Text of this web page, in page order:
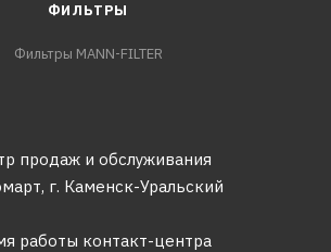
ФИЛЬТРЫ
Фильтры MANN-FILTER
продаж и обслуживания
г. Каменск-Уральский
работы контакт-центра